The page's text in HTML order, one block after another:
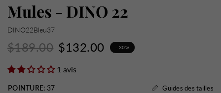
Mules - DINO 22
DINO22Bleu37
$189.00 $132.00 - 30%
1 avis
POINTURE: 37 Guides des tailles